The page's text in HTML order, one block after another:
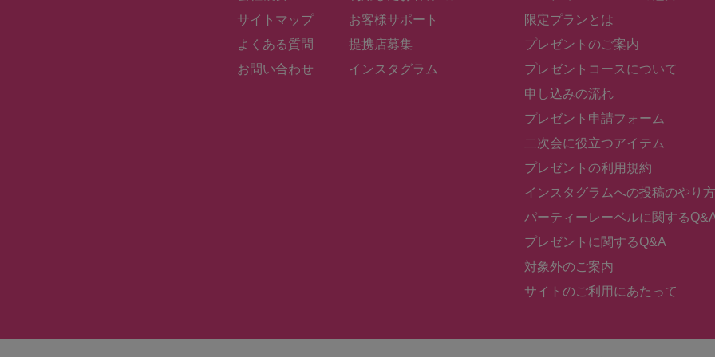
サイトマップ
よくある質問
お問い合わせ
お客様サポート
提携店募集
インスタグラム
限定プランとは
プレゼントのご案内
プレゼントコースについて
申し込みの流れ
プレゼント申請フォーム
二次会に役立つアイテム
プレゼントの利用規約
インスタグラムへの投稿のやり方
パーティーレーベルに関する
プレゼントに関するQ&A
対象外のご案内
サイトのご利用にあたって